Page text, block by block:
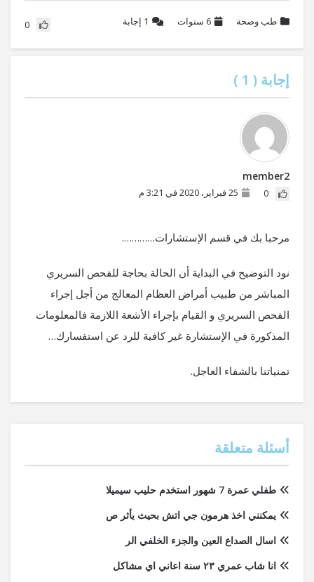
طب وصحة 6 سنوات 1 إجابة 0
إجابة ( 1
)
member2
0 25 فبراير، 2020 في 3:21 م
مرحبا بك في قسم الإستشارات………….
نود التوضيح في البداية أن الحالة بحاجة للفحص السريري
المباشر من طبيب أمراض العظام المعالج من أجل إجراء
الفحص السريري و القيام بإجراء الأشعة اللازمة فالمعلومات
المذكورة في الإستشارة غير كافية للرد عن استفسارك…
تمنياتنا بالشفاء العاجل.
أسئلة متعلقة
طفلي عمرة 7 شهور استخدم حليب سيميلا
يمكنني اخذ هرمون جي اتش بحيث يأثر ص
اسال الصداع العين والجزء الخلفي الر
انا شاب عمري ٢٣ سنة اعاني اي مشاكل